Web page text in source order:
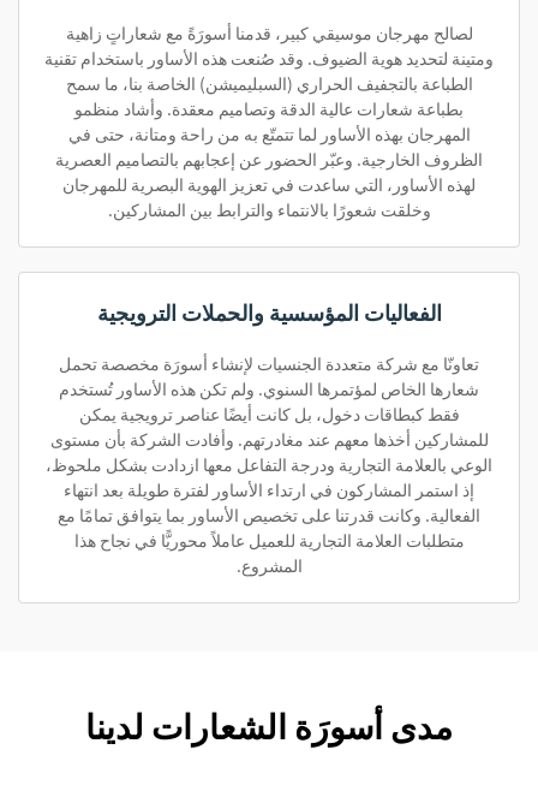
لصالح مهرجان موسيقي كبير، قدمنا أسورَةً مع شعاراتٍ زاهية
ومتينة لتحديد هوية الضيوف. وقد صُنعت هذه الأساور باستخدام تقنية
الطباعة بالتجفيف الحراري (السبليميشن) الخاصة بنا، ما سمح
بطباعة شعارات عالية الدقة وتصاميم معقدة. وأشاد منظمو
المهرجان بهذه الأساور لما تتمتّع به من راحة ومتانة، حتى في
الظروف الخارجية. وعبّر الحضور عن إعجابهم بالتصاميم العصرية
لهذه الأساور، التي ساعدت في تعزيز الهوية البصرية للمهرجان
وخلقت شعورًا بالانتماء والترابط بين المشاركين.
الفعاليات المؤسسية والحملات الترويجية
تعاونّا مع شركة متعددة الجنسيات لإنشاء أسورَة مخصصة تحمل
شعارها الخاص لمؤتمرها السنوي. ولم تكن هذه الأساور تُستخدم
فقط كبطاقات دخول، بل كانت أيضًا عناصر ترويجية يمكن
للمشاركين أخذها معهم عند مغادرتهم. وأفادت الشركة بأن مستوى
الوعي بالعلامة التجارية ودرجة التفاعل معها ازدادت بشكل ملحوظ،
إذ استمر المشاركون في ارتداء الأساور لفترة طويلة بعد انتهاء
الفعالية. وكانت قدرتنا على تخصيص الأساور بما يتوافق تمامًا مع
متطلبات العلامة التجارية للعميل عاملاً محوريًّا في نجاح هذا
المشروع.
مدى أسورَة الشعارات لدينا